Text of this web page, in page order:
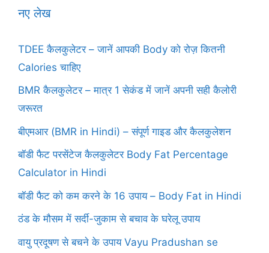
नए लेख
TDEE कैलकुलेटर – जानें आपकी Body को रोज़ कितनी
Calories चाहिए
BMR कैलकुलेटर – मात्र 1 सेकंड में जानें अपनी सही कैलोरी
जरूरत
बीएमआर (BMR in Hindi) – संपूर्ण गाइड और कैलकुलेशन
बॉडी फैट परसेंटेज कैलकुलेटर Body Fat Percentage
Calculator in Hindi
बॉडी फैट को कम करने के 16 उपाय – Body Fat in Hindi
ठंड के मौसम में सर्दी-जुकाम से बचाव के घरेलू उपाय
वायु प्रदूषण से बचने के उपाय Vayu Pradushan se